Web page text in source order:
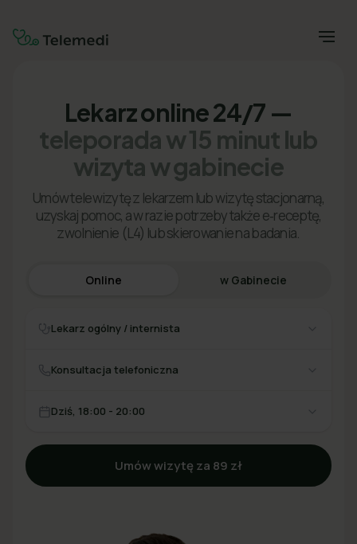
Lekarz online 24/7 —
teleporada w 15 minut lub
wizyta w gabinecie
Umów telewizytę z lekarzem lub wizytę stacjonarną,
uzyskaj pomoc, a w razie potrzeby także e‑receptę,
zwolnienie (L4) lub skierowanie na badania.
Online w Gabinecie
Lekarz ogólny / internista
Konsultacja telefoniczna
Dziś, 18:00 - 20:00
Umów wizytę za 89 zł